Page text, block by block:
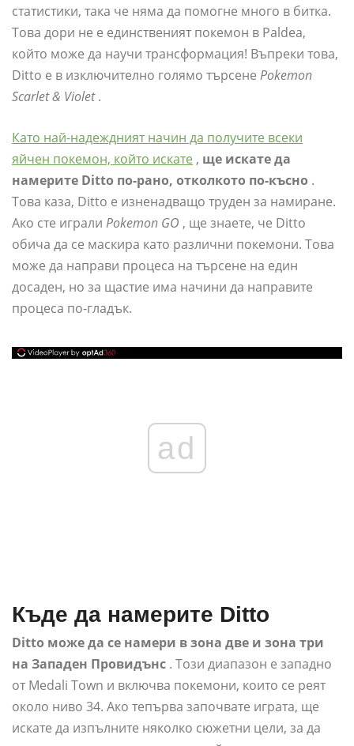
статистики, така че няма да помогне много в битка.
Това дори не е единственият покемон в Paldea,
който може да научи трансформация! Въпреки това,
Ditto е в изключително голямо търсене Pokemon
Scarlet & Violet.
Като най-надеждният начин да получите всеки
яйчен покемон, който искате , ще искате да
намерите Ditto по-рано, отколкото по-късно .
Това каза, Ditto е изненадващо труден за намиране.
Ако сте играли Pokemon GO , ще знаете, че Ditto
обича да се маскира като различни покемони. Това
може да направи процеса на търсене на един
досаден, но за щастие има начини да направите
процеса по-гладък.
ad
Къде да намерите Ditto
Ditto може да се намери в зона две и зона три
на Западен Провидънс . Този диапазон е западно
от Medali Town и включва покемони, които се реят
около ниво 34. Ако тепърва започвате играта, ще
искате да изпълните няколко сюжетни цели, за да